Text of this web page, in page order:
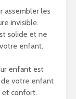
assembler les
invisible.
solide et ne
enfant.
enfant est
de votre enfant
et confort.